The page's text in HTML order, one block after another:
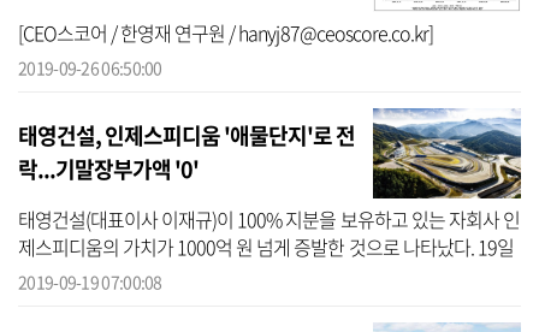
[CEO스코어 / 한영재 연구원 / hanyj87@ceoscore.co.kr]
2019-09-26 06:50:00
태영건설, 인제스피디움 '애물단지'로 전
락...기말장부가액 '0'
태영건설(대표이사 이재규)이 100% 지분을 보유하고 있는 자회사 인
제스피디움의 가치가 1000억 원 넘게 증발한 것으로 나타났다. 19일
금융감독원 전자공시시스템에 공시된 반기보고서 등에 따르면 인제
2019-09-19 07:00:08